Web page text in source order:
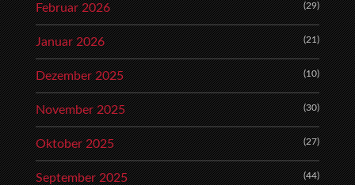
Februar 2026 (29)
Januar 2026 (21)
Dezember 2025 (10)
November 2025 (30)
Oktober 2025 (27)
September 2025 (44)